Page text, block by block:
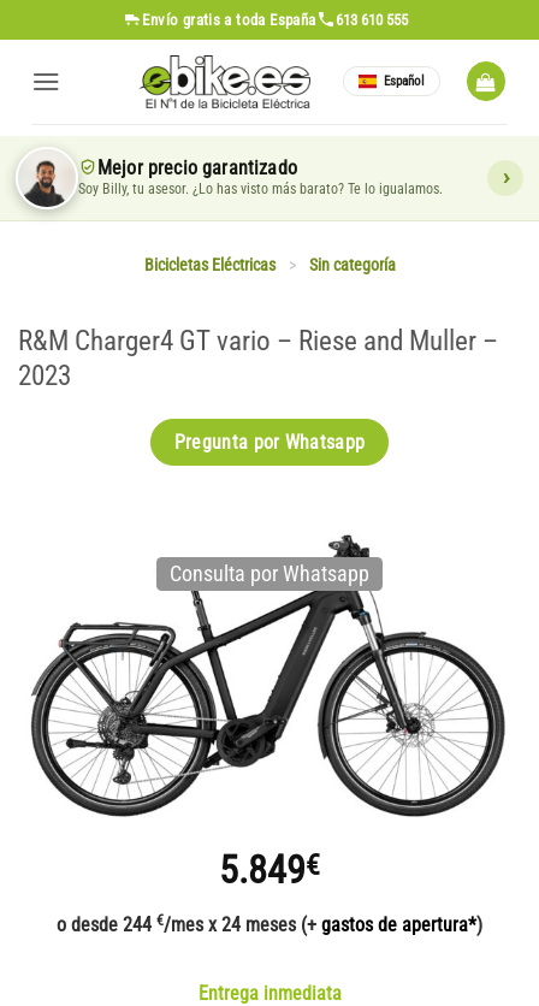
al
contenido
Envío gratis a toda España 613 610 555
Español
Mejor precio garantizado
Soy Billy, tu asesor. ¿Lo has visto más barato? Te lo igualamos.
Bicicletas Eléctricas > Sin categoría
R&M Charger4 GT vario – Riese and Muller –
2023
Pregunta por Whatsapp
Consulta por Whatsapp
5.849€
o desde 244 €/mes x 24 meses (+ gastos de apertura*)
Entrega inmediata